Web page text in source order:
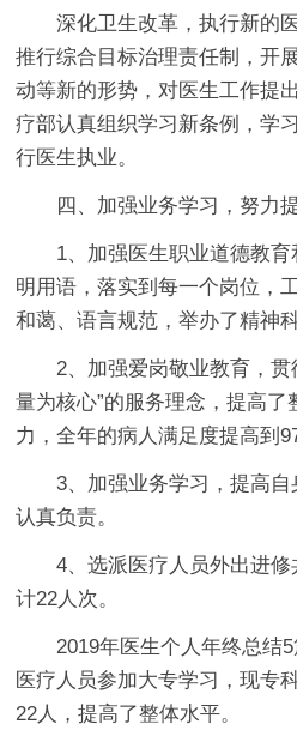
深化卫生改革，执行新的
推行综合目标治理责任制，开
动等新的形势，对医生工作提
疗部认真组织学习新条例，学
行医生执业。
四、加强业务学习，努力
1、加强医生职业道德教
明用语，落实到每一个岗位，
和蔼、语言规范，举办了精神
2、加强爱岗敬业教育，
量为核心”的服务理念，提高
力，全年的病人满足度提高到
3、加强业务学习，提高
认真负责。
4、选派医疗人员外出进
计22人次。
2019年医生个人年终总结
医疗人员参加大专学习，现专
22人，提高了整体水平。